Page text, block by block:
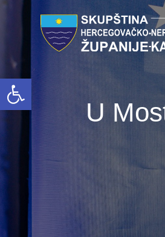
Open toolbar
U